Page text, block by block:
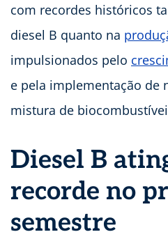
com recordes históricos
diesel B quanto na
impulsionados pelo
e pela implementação de
mistura de
Diesel B
recorde no
semestre